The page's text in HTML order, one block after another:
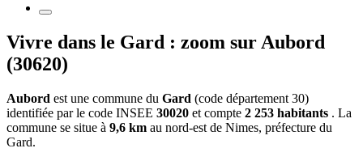
Vivre dans le Gard : zoom sur Aubord
(30620)
Aubord est une commune du Gard (code département 30)
identifiée par le code INSEE 30020 et compte 2 253 habitants . La
commune se situe à 9,6 km au nord-est de Nimes, préfecture du
Gard.